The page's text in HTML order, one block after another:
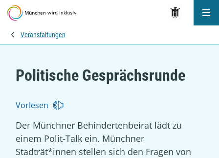
Veranstaltungen
Politische Gesprächsrunde
Vorlesen
Der Münchner Behindertenbeirat lädt zu
einem Polit-Talk ein. Münchner
Stadträt*innen stellen sich den Fragen von